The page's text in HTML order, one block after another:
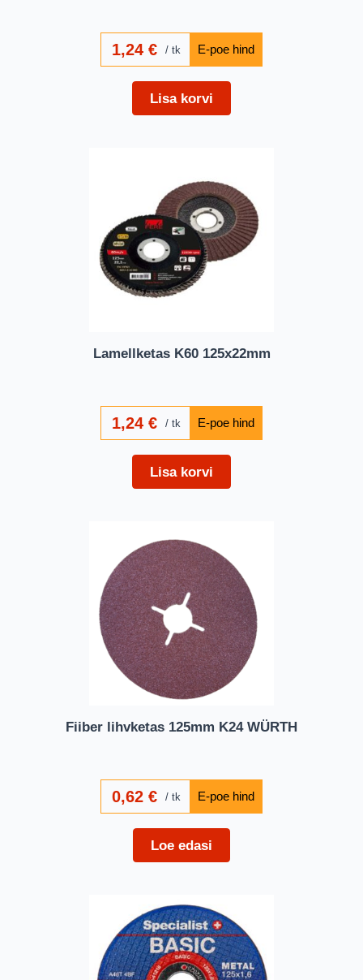
1,24€ tk
Lisa korvi
Lamellketas K60 125x22mm
1,24€ tk
Lisa korvi
Fiiber lihvketas 125mm K24 WÜRTH
0,62€ tk
Loe edasi